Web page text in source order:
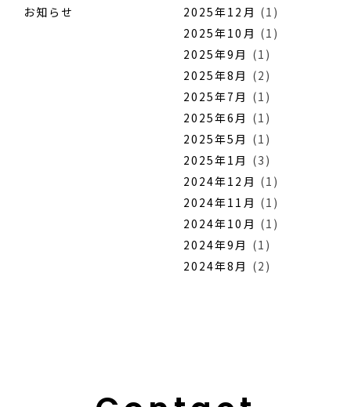
お知らせ
2025年12月 (1)
2025年10月 (1)
2025年9月 (1)
2025年8月 (2)
2025年7月 (1)
2025年6月 (1)
2025年5月 (1)
2025年1月 (3)
2024年12月 (1)
2024年11月 (1)
2024年10月 (1)
2024年9月 (1)
2024年8月 (2)